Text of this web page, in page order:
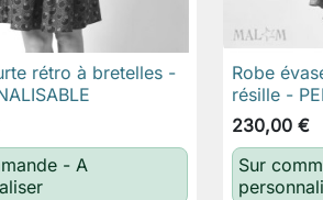
Aperçu rapide
rétro à bretelles -
- A

Robe
résille -
230,00 €
Sur